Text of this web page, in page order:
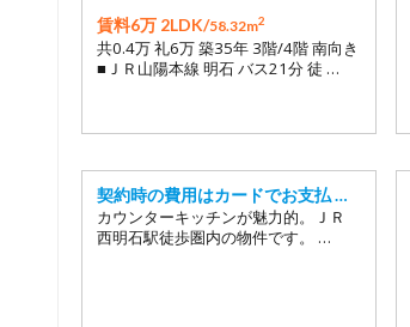
賃料6万 2LDK/58.32m2
共0.4万 礼6万 築35年 3階/4階 南向き
■ＪＲ山陽本線 明石 バス21分 徒 …
契約時の費用はカードでお支払 …
カウンターキッチンが魅力的。ＪＲ
西明石駅徒歩圏内の物件です。 …